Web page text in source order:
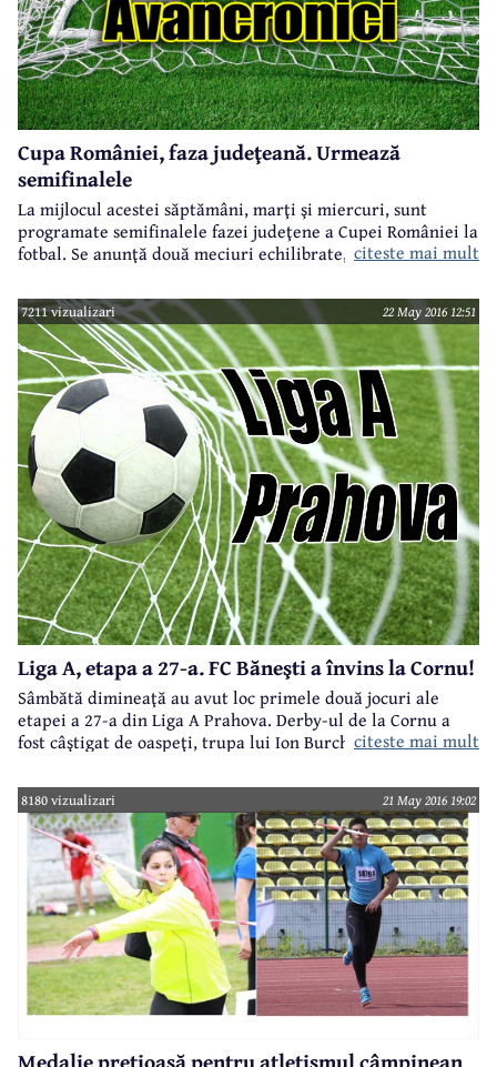
Cupa României, faza judeţeană. Urmează
semifinalele
La mijlocul acestei săptămâni, marţi şi miercuri, sunt
programate semifinalele fazei judeţene a Cupei României la
fotbal. Se anunţă două meciuri echilibrate, care pot oferi
cunoscută ca fiind o competiţie a surprizelor. Iată
programul, avancronicile şi delegările celor două
semifinale:
citeste mai mult
7211 vizualizari 22 May 2016 12:51
Liga A, etapa a 27-a. FC Băneşti a învins la Cornu!
Sâmbătă dimineaţă au avut loc primele două jocuri ale
etapei a 27-a din Liga A Prahova. Derby-ul de la Cornu a
fost câştigat de oaspeţi, trupa lui Ion Burchi impunându-se
victoria formaţiei din Brebu asupra celor de la Plopeni.
Astăzi, în ultimele patru meciuri ale etapei ar fi de
consemnat doar neprezentarea "lanternei roşii" pe un
teren unde se câştigă greu, la Măneciu.
citeste mai mult
8180 vizualizari 21 May 2016 19:02